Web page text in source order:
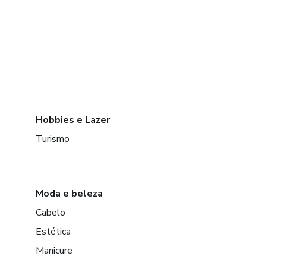
Hobbies e Lazer
Turismo
Moda e beleza
Cabelo
Estética
Manicure